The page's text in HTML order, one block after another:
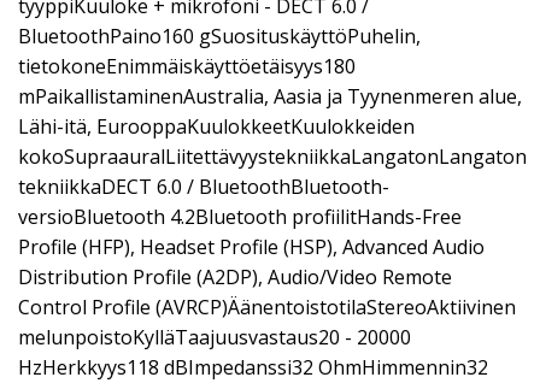
tyyppiKuuloke + mikrofoni - DECT 6.0 /
BluetoothPaino160 gSuosituskäyttöPuhelin,
tietokoneEnimmäiskäyttöetäisyys180
mPaikallistaminenAustralia, Aasia ja Tyynenmeren alue,
Lähi-itä, EurooppaKuulokkeetKuulokkeiden
kokoSupraauralLiitettävyystekniikkaLangatonLangaton
tekniikkaDECT 6.0 / BluetoothBluetooth-
versioBluetooth 4.2Bluetooth profiilitHands-Free
Profile (HFP), Headset Profile (HSP), Advanced Audio
Distribution Profile (A2DP), Audio/Video Remote
Control Profile (AVRCP)ÄänentoistotilaStereoAktiivinen
melunpoistoKylläTaajuusvastaus20 - 20000
HzHerkkyys118 dBImpedanssi32 OhmHimmennin32